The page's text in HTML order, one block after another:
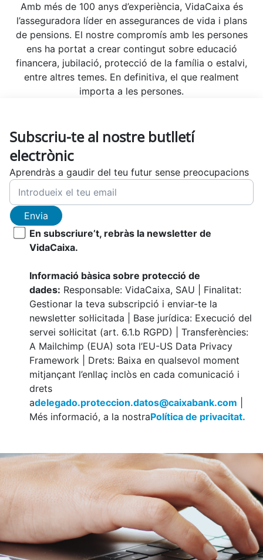
Amb més de 100 anys d’experiència, VidaCaixa és
l’asseguradora líder en assegurances de vida i plans
de pensions. El nostre compromís amb les persones
ens ha portat a crear contingut sobre educació
financera, jubilació, protecció de la família o estalvi,
entre altres temes. En definitiva, el que realment
importa a les persones.
Subscriu-te al nostre butlletí
electrònic
Aprendràs a gaudir del teu futur sense preocupacions
Envia
En subscriure’t, rebràs la newsletter de
VidaCaixa.
Informació bàsica sobre protecció de
dades: Responsable: VidaCaixa, SAU | Finalitat:
Gestionar la teva subscripció i enviar-te la
newsletter sol·licitada | Base jurídica: Execució del
servei sol·licitat (art. 6.1.b RGPD) | Transferències:
A Mailchimp (EUA) sota l’EU-US Data Privacy
Framework | Drets: Baixa en qualsevol moment
mitjançant l’enllaç inclòs en cada comunicació i
drets
adelegado.proteccion.datos@caixabank.com
Més informació, a la nostraPolítica de privacitat.